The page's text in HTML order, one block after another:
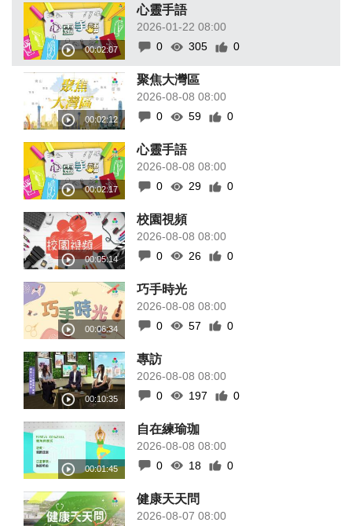
心靈手語
2026-01-22 08:00
0
305 0
聚焦大灣區
2026-08-08 08:00
0
59 0
心靈手語
2026-08-08 08:00
0
29 0
校園視頻
2026-08-08 08:00
0
26 0
巧手時光
2026-08-08 08:00
0
57 0
專訪
2026-08-08 08:00
0
197 0
自在練瑜珈
2026-08-08 08:00
0
18 0
健康天天問
2026-08-07 08:00